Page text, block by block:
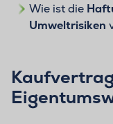
Wie ist die
Umweltrisiken